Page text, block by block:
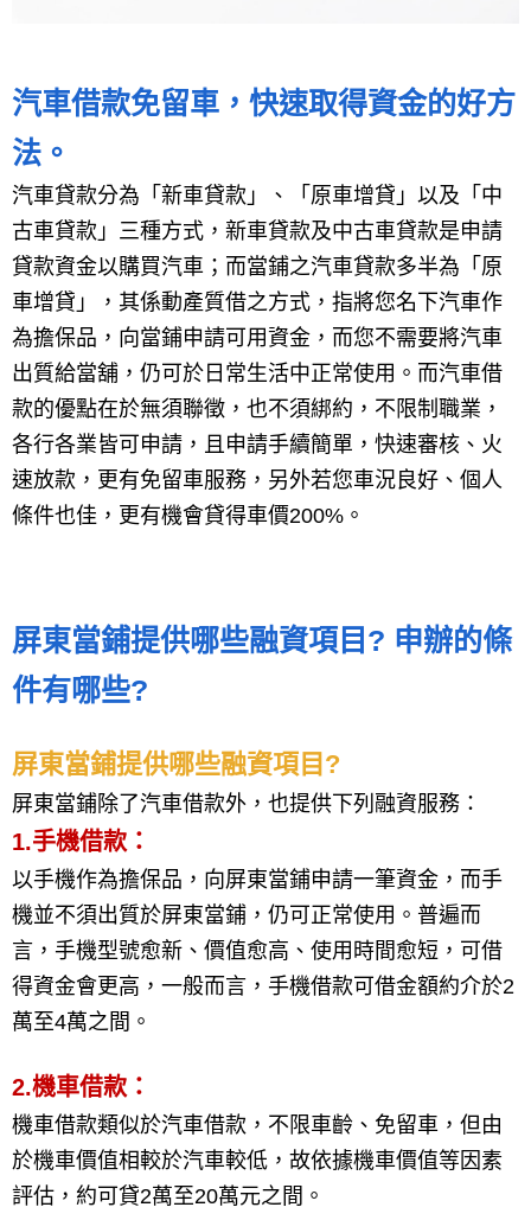
汽車借款免留車，快速取得資金的好方
法。
汽車貸款分為「新車貸款」、「原車增貸」以及「中
古車貸款」三種方式，新車貸款及中古車貸款是申請
貸款資金以購買汽車；而當鋪之汽車貸款多半為「原
車增貸」，其係動產質借之方式，指將您名下汽車作
為擔保品，向當鋪申請可用資金，而您不需要將汽車
出質給當舖，仍可於日常生活中正常使用。而汽車借
款的優點在於無須聯徵，也不須綁約，不限制職業，
各行各業皆可申請，且申請手續簡單，快速審核、火
速放款，更有免留車服務，另外若您車況良好、個人
條件也佳，更有機會貸得車價200%。
屏東當鋪提供哪些融資項目? 申辦的條
件有哪些?
屏東當鋪提供哪些融資項目?
屏東當鋪除了汽車借款外，也提供下列融資服務：
1.手機借款：
以手機作為擔保品，向屏東當鋪申請一筆資金，而手
機並不須出質於屏東當鋪，仍可正常使用。普遍而
言，手機型號愈新、價值愈高、使用時間愈短，可借
得資金會更高，一般而言，手機借款可借金額約介於2
萬至4萬之間。
2.機車借款：
機車借款類似於汽車借款，不限車齡、免留車，但由
於機車價值相較於汽車較低，故依據機車價值等因素
評估，約可貸2萬至20萬元之間。